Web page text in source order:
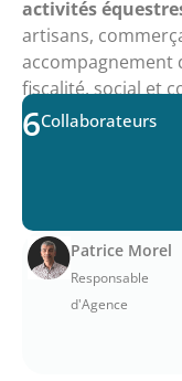
activités
artisans,
accompagnement
fiscalité, social et
6Collaborateurs
Patrice Morel
Responsable
d'Agence